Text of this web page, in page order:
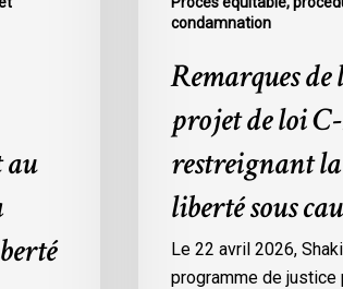
au
condamnation
liberté
sous
cautionRemarques
projet de loi
restreignant
liberté sous
Le 22 avril 2026,
programme de justice